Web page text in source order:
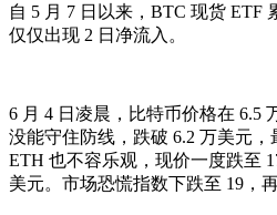
自 5 月 7 日以来，BTC 现货 ETF
仅仅出现 2 日净流入。
6 月 4 日凌晨，比特币价格在 6.5
没能守住防线，跌破 6.2 万美元，
ETH 也不容乐观，现价一度跌至
美元。市场恐慌指数下跌至 19，